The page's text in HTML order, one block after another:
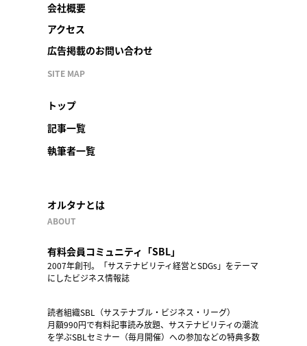
会社概要
アクセス
広告掲載のお問い合わせ
SITE MAP
トップ
記事一覧
執筆者一覧
オルタナとは
ABOUT
有料会員コミュニティ「SBL」
2007年創刊。「サステナビリティ経営とSDGs」をテーマ
にしたビジネス情報誌
読者組織SBL（サステナブル・ビジネス・リーグ）
月額990円で有料記事読み放題、サステナビリティの潮流
を学ぶSBLセミナー（毎月開催）への参加などの特典多数